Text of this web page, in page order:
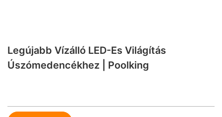
Legújabb Vízálló LED-Es Világítás
Úszómedencékhez | Poolking